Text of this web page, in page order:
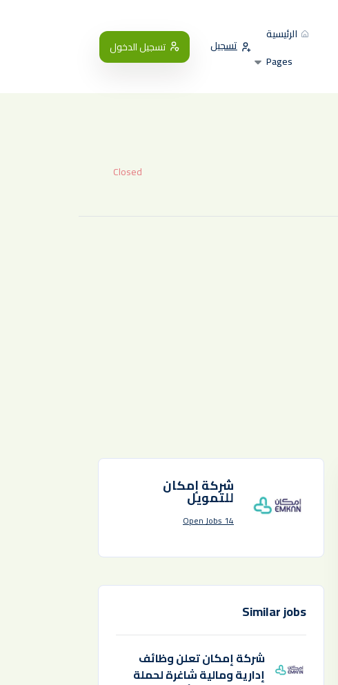
الرئيسية
Pages
تسجيل تسجيل الدخول
Closed
شركة إمكان
للتمويل
14 Open Jobs
Similar jobs
شركة إمكان تعلن وظائف
إدارية ومالية شاغرة لحملة